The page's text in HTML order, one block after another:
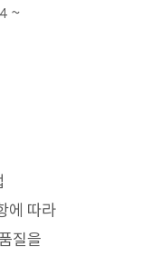
~
에 따라
질을